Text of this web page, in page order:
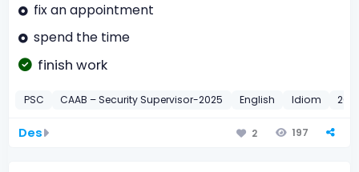
fix an appointment
spend the time
finish work
PSC CAAB – Security Supervisor-2025 English Idiom
Des 2 197